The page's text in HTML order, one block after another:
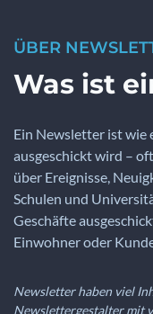
ÜBER
Was ist
Ein Newsletter ist wie
ausgeschickt wird –
über Ereignisse,
Schulen und
Geschäfte
Einwohner oder
Newsletter haben viel
Newslettergestalter mit